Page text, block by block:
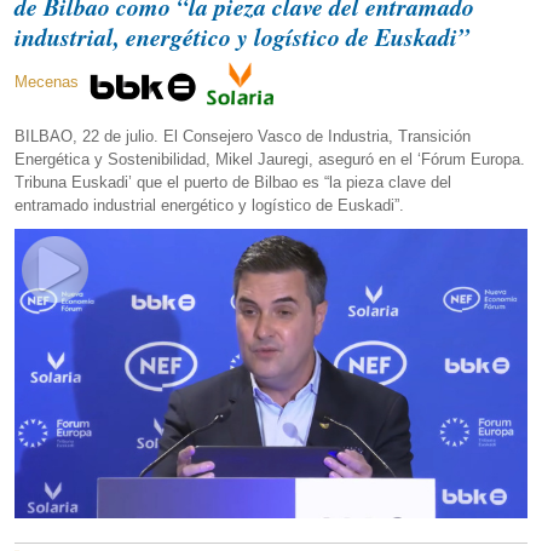
industrial, energético y logístico de Euskadi”
Mecenas
BILBAO, 22 de julio. El Consejero Vasco de Industria, Transición
Energética y Sostenibilidad, Mikel Jauregi, aseguró en el ‘Fórum Europa.
Tribuna Euskadi’ que el puerto de Bilbao es “la pieza clave del
entramado industrial energético y logístico de Euskadi”.